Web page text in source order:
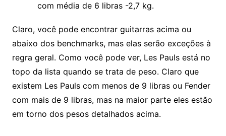
com média de 6 libras -2,7 kg.
Claro, você pode encontrar guitarras acima ou
abaixo dos benchmarks, mas elas serão exceções à
regra geral. Como você pode ver, Les Pauls está no
topo da lista quando se trata de peso. Claro que
existem Les Pauls com menos de 9 libras ou Fender
com mais de 9 libras, mas na maior parte eles estão
em torno dos pesos detalhados acima.